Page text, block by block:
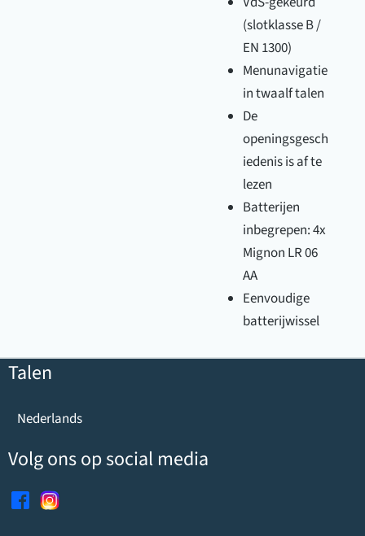
(slotklasse B /
EN 1300)
Menunavigatie
in twaalf talen
De
openingsgesch
iedenis is af te
lezen
Batterijen
inbegrepen: 4x
Mignon LR 06
AA
Eenvoudige
batterijwissel
Talen
Nederlands
Volg ons op social media